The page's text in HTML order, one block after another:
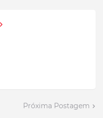
Próxima Postagem